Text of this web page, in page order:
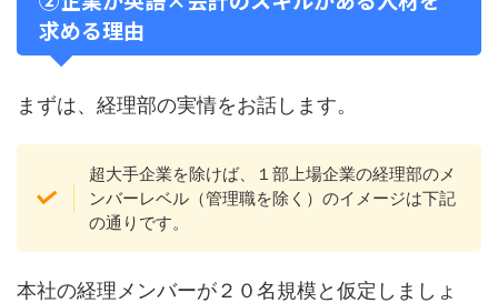
求める理由
まずは、経理部の実情をお話します。
超大手企業を除けば、１部上場企業の経理部のメ
ンバーレベル（管理職を除く）のイメージは下記
の通りです。
本社の経理メンバーが２０名規模と仮定しましょ